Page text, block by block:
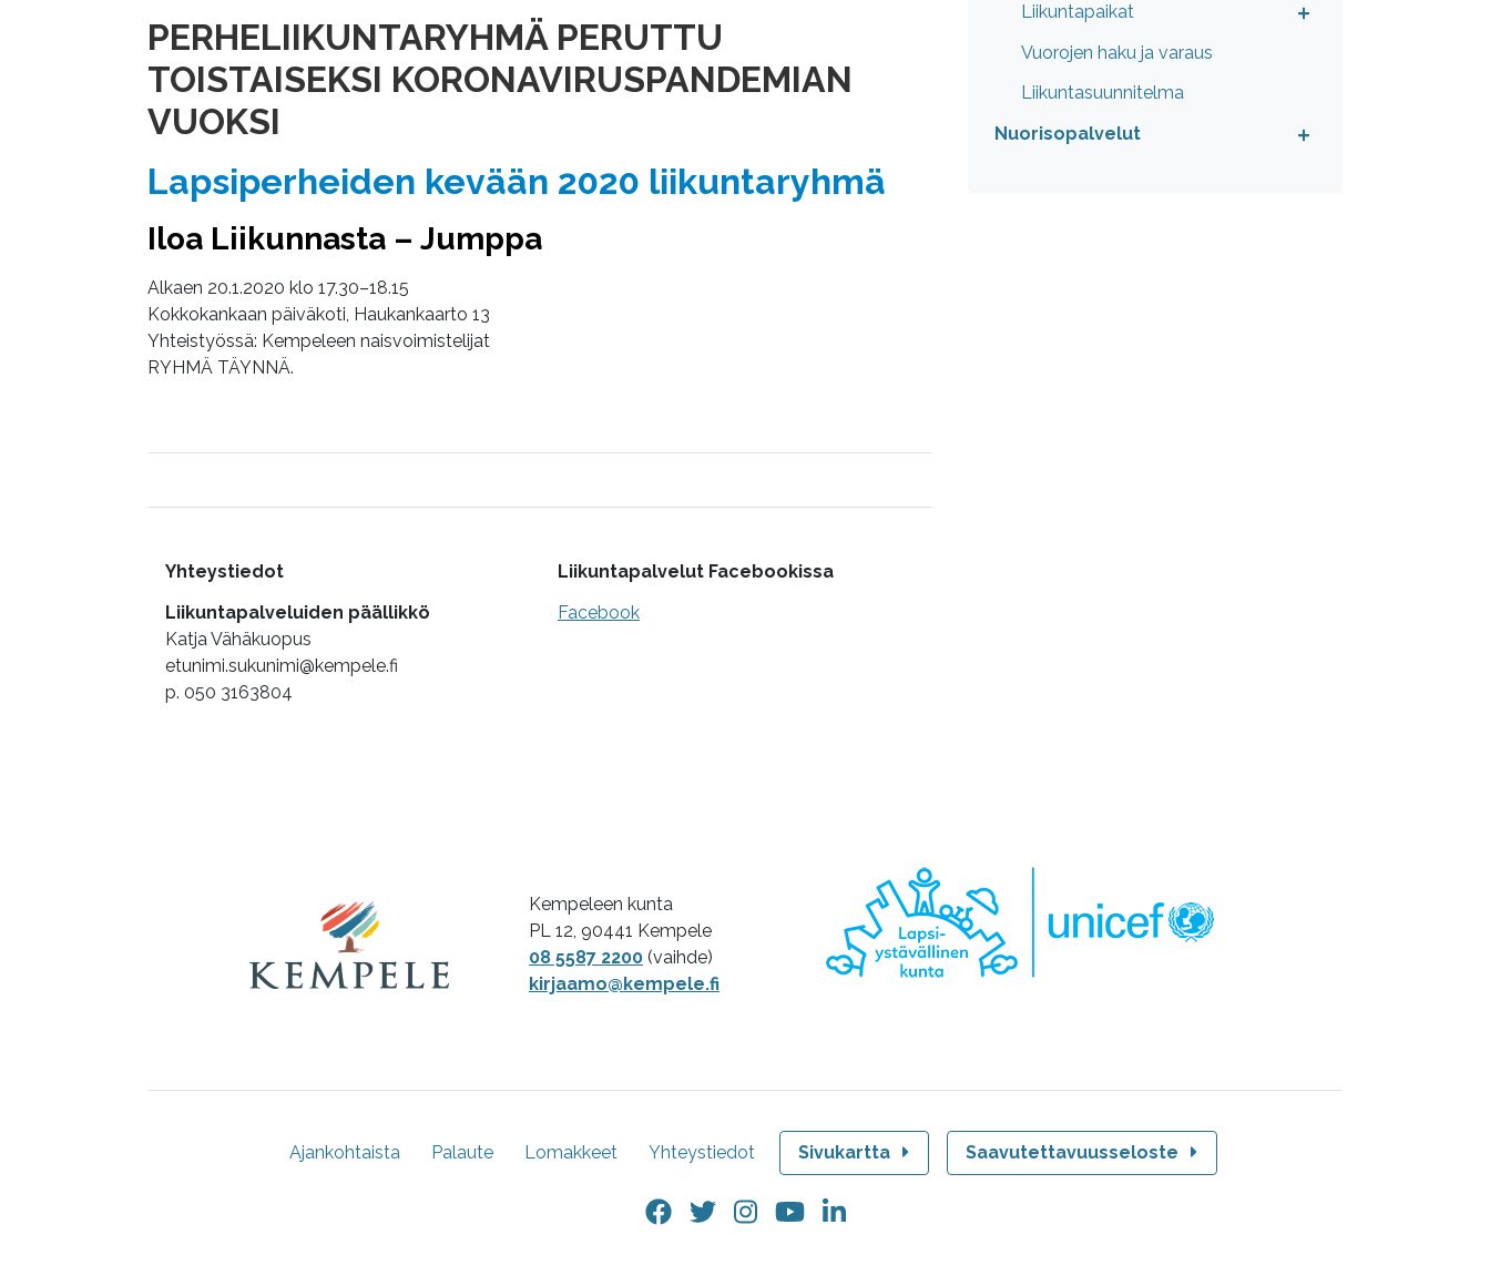
PERHELIIKUNTARYHMÄ PERUTTU
TOISTAISEKSI KORONAVIRUSPANDEMIAN
VUOKSI
Lapsiperheiden kevään 2020 liikuntaryhmä
Iloa Liikunnasta – Jumppa
Alkaen 20.1.2020 klo 17.30–18.15
Kokkokankaan päiväkoti, Haukankaarto 13
Yhteistyössä: Kempeleen naisvoimistelijat
RYHMÄ TÄYNNÄ.
Lisätietoa
Yhteystiedot
Liikuntapalveluiden päällikkö
Katja Vähäkuopus
etunimi.sukunimi@kempele.fi
p. 050 3163804
Liikuntapalvelut Facebookissa
Facebook
Liikuntapaikat
Vuorojen haku ja varaus
Liikuntasuunnitelma
Nuorisopalvelut
Kempeleen kunta
PL 12, 90441 Kempele
08 5587 2200 (vaihde)
kirjaamo@kempele.fi
Ajankohtaista Palaute Lomakkeet Yhteystiedot Sivukartta Saavutettavuusseloste
Facebook.
Twitter.
Instagram.
YouTube.
LinkedIn.